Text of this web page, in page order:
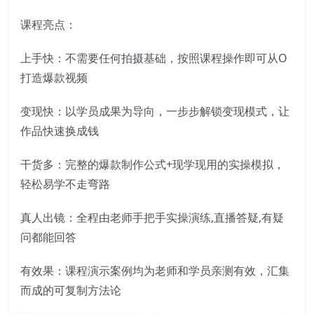
课程亮点：
上手快：不需要任何拍摄基础，按照课程操作即可从O
打造爆款视频
变现快：以学员成果为导向，一步步解锁变现模式，让
作品快速换成钱
干货多：完整的爆款制作公式+现学现用的实操模拟，
轻松易学不走弯路
真人出镜：全程由老师手把手实操演练,直播答疑,有疑
问都能回答
有效果：课程演示案例均为老师和学员亲测有效，汇集
而成的可复制方法论